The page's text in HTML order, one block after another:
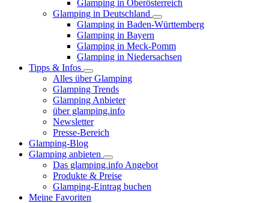
Glamping in Oberösterreich
Glamping in Deutschland
Glamping in Baden-Württemberg
Glamping in Bayern
Glamping in Meck-Pomm
Glamping in Niedersachsen
Tipps & Infos
Alles über Glamping
Glamping Trends
Glamping Anbieter
über glamping.info
Newsletter
Presse-Bereich
Glamping-Blog
Glamping anbieten
Das glamping.info Angebot
Produkte & Preise
Glamping-Eintrag buchen
Meine Favoriten